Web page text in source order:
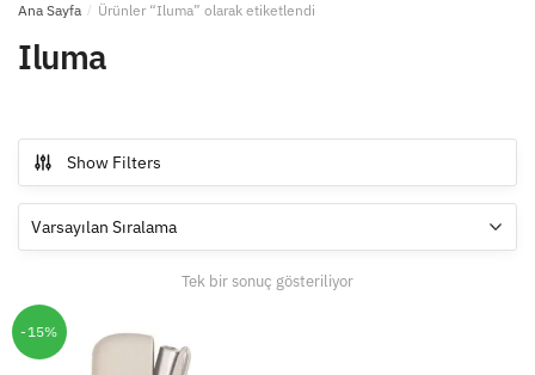
Ana Sayfa / Ürünler “Iluma” olarak etiketlendi
Iluma
Show Filters
Tek bir sonuç gösteriliyor
-15%